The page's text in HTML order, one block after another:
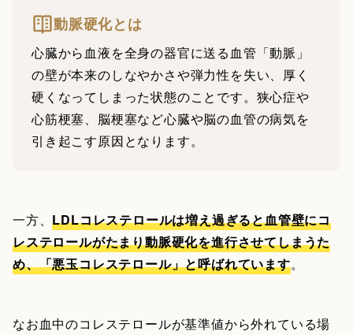
動脈硬化とは
心臓から血液を全身の器官に送る血管「動脈」
の壁が本来のしなやかさや弾力性を失い、厚く
硬くなってしまった状態のことです。狭心症や
心筋梗塞、脳梗塞など心臓や脳の血管の病気を
引き起こす原因となります。
一方、LDLコレステロールは増え過ぎると血管壁にコ
レステロールがたまり動脈硬化を進行させてしまうた
め、「悪玉コレステロール」と呼ばれています。
なお血中のコレステロールが基準値から外れている場